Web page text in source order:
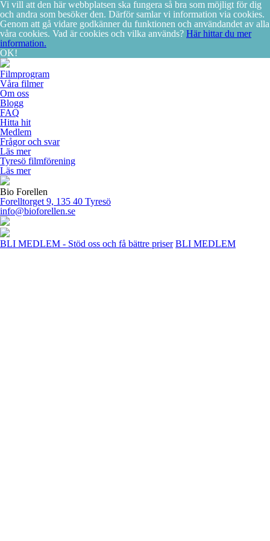
Vi vill att den här webbplatsen ska fungera så bra som möjligt för dig
och andra som besöker den. Därför samlar vi information via cookies.
Genom att gå vidare godkänner du funktionen och användandet av alla
våra cookies. Vad är cookies och vilka används? Här hittar du mer
information.
OK!
Filmprogram
Våra filmer
Om oss
Blogg
FAQ
Hitta hit
Medlem
Frågor och svar
Läs mer
Tyresö filmförening
Läs mer
Bio Forellen
Forelltorget 9, 135 40 Tyresö
info@bioforellen.se
BLI MEDLEM - Stöd oss och få bättre priser BLI MEDLEM